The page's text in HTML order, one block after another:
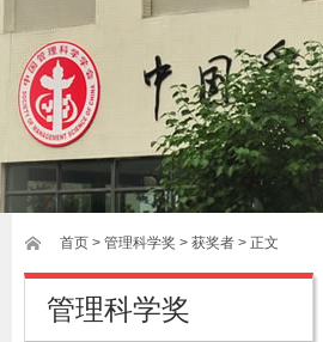
首页 > 管理科学奖 > 获奖者 > 正文
管理科学奖